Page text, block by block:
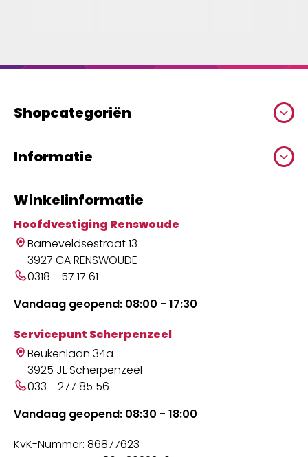
Shopcategoriën
Informatie
Winkelinformatie
Hoofdvestiging Renswoude
Barneveldsestraat 13
3927 CA RENSWOUDE
0318 - 57 17 61
Vandaag geopend: 08:00 - 17:30
Servicepunt Scherpenzeel
Beukenlaan 34a
3925 JL Scherpenzeel
033 - 277 85 56
Vandaag geopend: 08:30 - 18:00
KvK-Nummer: 86877623